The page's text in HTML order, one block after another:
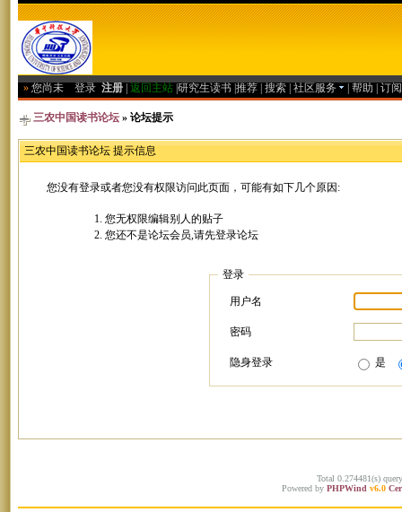
» 您尚未 登录 注册 返回主站 研究生读书 推荐 搜索 社区服务 帮助 订
三农中国读书论坛 » 论坛提示
三农中国读书论坛 提示信息
您没有登录或者您没有权限访问此页面，可能有如下几个原因:
您无权限编辑别人的贴子
您还不是论坛会员,请先登录论坛
登录
用户名
密码
隐身登录 是
Total 0.274481(s)
Powered by PHPWind v6.0